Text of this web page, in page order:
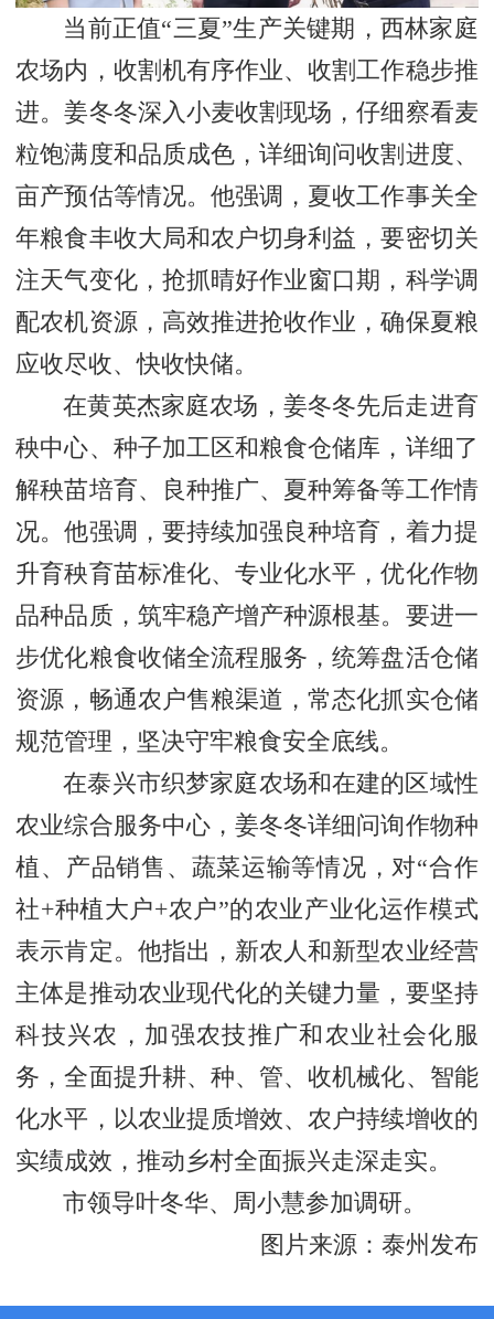
当前正值“三夏”生产关键期，西林家庭
农场内，收割机有序作业、收割工作稳步推
进。姜冬冬深入小麦收割现场，仔细察看麦
粒饱满度和品质成色，详细询问收割进度、
亩产预估等情况。他强调，夏收工作事关全
年粮食丰收大局和农户切身利益，要密切关
注天气变化，抢抓晴好作业窗口期，科学调
配农机资源，高效推进抢收作业，确保夏粮
应收尽收、快收快储。
在黄英杰家庭农场，姜冬冬先后走进育
秧中心、种子加工区和粮食仓储库，详细了
解秧苗培育、良种推广、夏种筹备等工作情
况。他强调，要持续加强良种培育，着力提
升育秧育苗标准化、专业化水平，优化作物
品种品质，筑牢稳产增产种源根基。要进一
步优化粮食收储全流程服务，统筹盘活仓储
资源，畅通农户售粮渠道，常态化抓实仓储
规范管理，坚决守牢粮食安全底线。
在泰兴市织梦家庭农场和在建的区域性
农业综合服务中心，姜冬冬详细问询作物种
植、产品销售、蔬菜运输等情况，对“合作
社+种植大户+农户”的农业产业化运作模式
表示肯定。他指出，新农人和新型农业经营
主体是推动农业现代化的关键力量，要坚持
科技兴农，加强农技推广和农业社会化服
务，全面提升耕、种、管、收机械化、智能
化水平，以农业提质增效、农户持续增收的
实绩成效，推动乡村全面振兴走深走实。
市领导叶冬华、周小慧参加调研。
图片来源：泰州发布